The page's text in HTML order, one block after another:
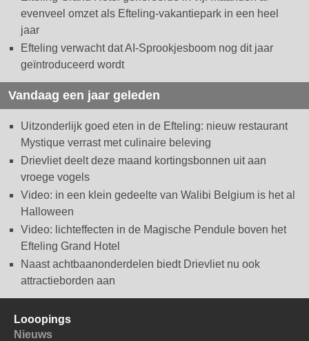
evenveel omzet als Efteling-vakantiepark in een heel
jaar
Efteling verwacht dat AI-Sprookjesboom nog dit jaar
geïntroduceerd wordt
Vandaag een jaar geleden
Uitzonderlijk goed eten in de Efteling: nieuw restaurant
Mystique verrast met culinaire beleving
Drievliet deelt deze maand kortingsbonnen uit aan
vroege vogels
Video: in een klein gedeelte van Walibi Belgium is het al
Halloween
Video: lichteffecten in de Magische Pendule boven het
Efteling Grand Hotel
Naast achtbaanonderdelen biedt Drievliet nu ook
attractieborden aan
Looopings
Nieuws